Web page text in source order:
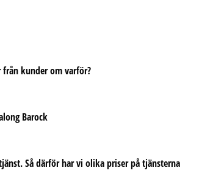
kunder om varför?
Så därför har vi olika priser på tjänsterna